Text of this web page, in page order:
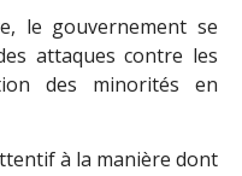
le gouvernement se
attaques contre les
des minorités en
à la manière dont